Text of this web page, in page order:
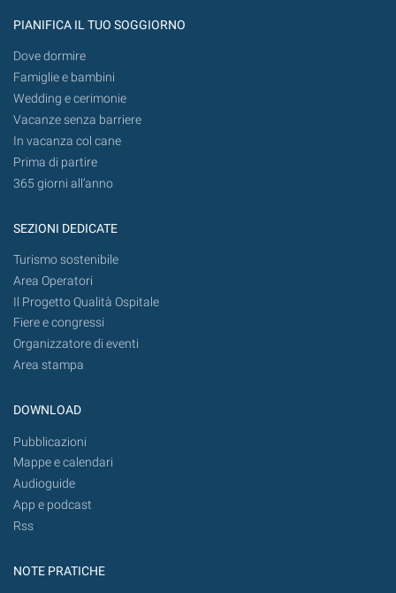
PIANIFICA IL TUO SOGGIORNO
Dove dormire
Famiglie e bambini
Wedding e cerimonie
Vacanze senza barriere
In vacanza col cane
Prima di partire
365 giorni all’anno
SEZIONI DEDICATE
Turismo sostenibile
Area Operatori
Il Progetto Qualità Ospitale
Fiere e congressi
Organizzatore di eventi
Area stampa
DOWNLOAD
Pubblicazioni
Mappe e calendari
Audioguide
App e podcast
Rss
NOTE PRATICHE